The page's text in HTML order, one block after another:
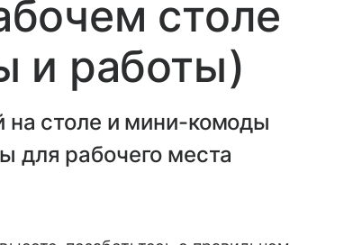
столе
и работы)
на столе и мини-комоды
рабочего места